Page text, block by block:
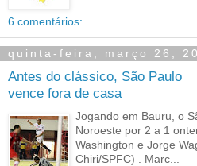
6 comentários:
quinta-feira, março 26,
Antes do clássico, São Paulo
vence fora de casa
Jogando em Bauru, o
Noroeste por 2 a 1
Washington e Jorge
Chiri/SPFC) . Marc...